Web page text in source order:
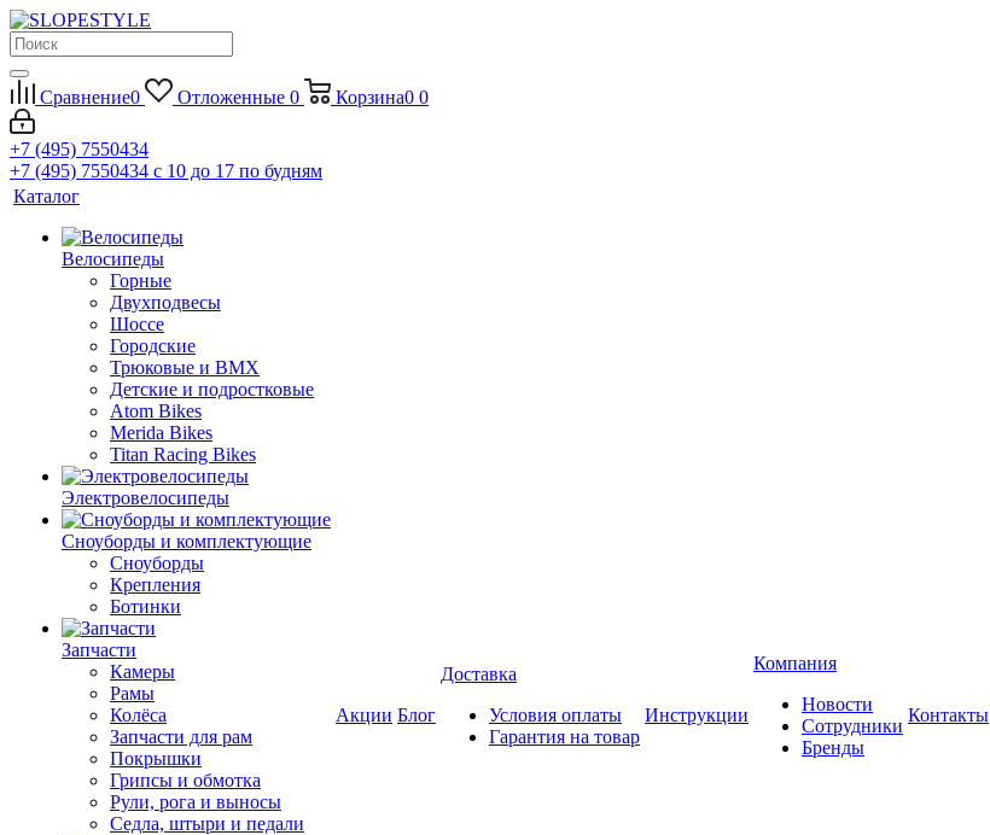
Сравнение0 Отложенные 0 Корзина0 0
+7 (495) 7550434
+7 (495) 7550434 с 10 до 17 по будням
Каталог
Велосипеды
Горные
Двухподвесы
Шоссе
Городские
Трюковые и BMX
Детские и подростковые
Atom Bikes
Merida Bikes
Titan Racing Bikes
Электровелосипеды
Cноуборды и комплектующие
Сноуборды
Крепления
Ботинки
Запчасти
Камеры
Рамы
Колёса
Запчасти для рам
Покрышки
Грипсы и обмотка
Рули, рога и выносы
Седла, штыри и педали
Акции Блог
Доставка
Условия оплаты
Гарантия на товар
Инструкции
Компания
Новости
Сотрудники
Бренды
Контакты